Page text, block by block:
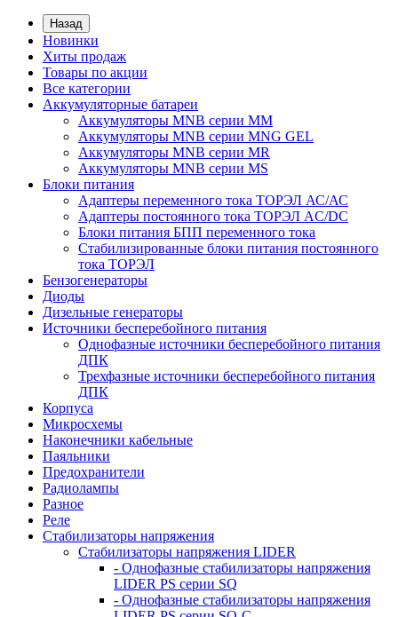
Назад
Новинки
Хиты продаж
Товары по акции
Все категории
Аккумуляторные батареи
Аккумуляторы MNB серии MM
Аккумуляторы MNB серии MNG GEL
Аккумуляторы MNB серии MR
Аккумуляторы MNB серии MS
Блоки питания
Адаптеры переменного тока ТОРЭЛ АС/АС
Адаптеры постоянного тока ТОРЭЛ AC/DC
Блоки питания БПП переменного тока
Стабилизированные блоки питания постоянного
тока ТОРЭЛ
Бензогенераторы
Диоды
Дизельные генераторы
Источники бесперебойного питания
Однофазные источники бесперебойного питания
ДПК
Трехфазные источники бесперебойного питания
ДПК
Корпуса
Микросхемы
Наконечники кабельные
Паяльники
Предохранители
Радиолампы
Разное
Реле
Стабилизаторы напряжения
Стабилизаторы напряжения LIDER
- Однофазные стабилизаторы напряжения
LIDER PS серии SQ
- Однофазные стабилизаторы напряжения